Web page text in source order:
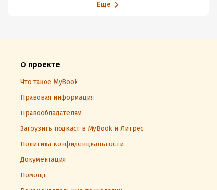
Еще
О проекте
Что такое MyBook
Правовая информация
Правообладателям
Загрузить подкаст в MyBook и Литрес
Политика конфиденциальности
Документация
Помощь